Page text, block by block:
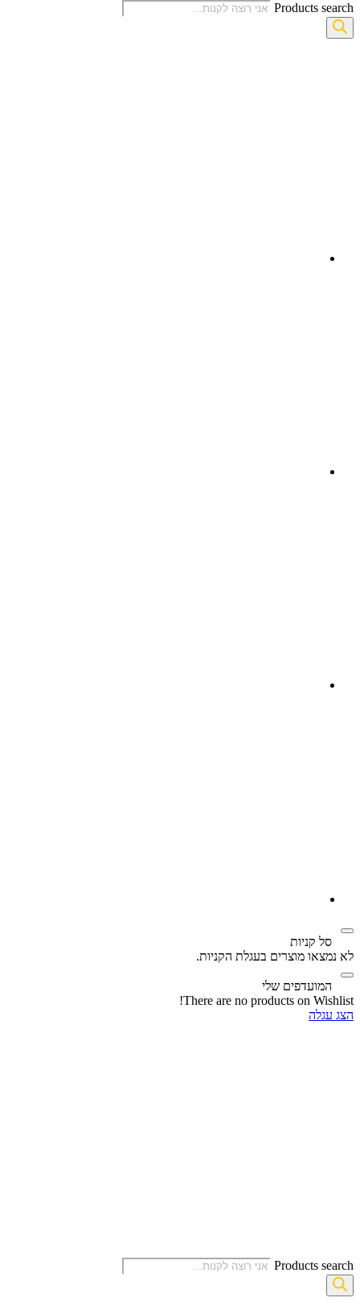
Products search
סל קניות‬
לא נמצאו מוצרים בעגלת הקניות.
המועדפים שלי
There are no products on Wishlist!
הצג עגלה
Products search